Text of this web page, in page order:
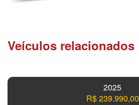
Veículos relacionados
2025
R$ 239.990,00